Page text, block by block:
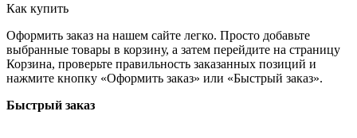
Как купить
Оформить заказ на нашем сайте легко. Просто добавьте
выбранные товары в корзину, а затем перейдите на страницу
Корзина, проверьте правильность заказанных позиций и
нажмите кнопку «Оформить заказ» или «Быстрый заказ».
Быстрый заказ